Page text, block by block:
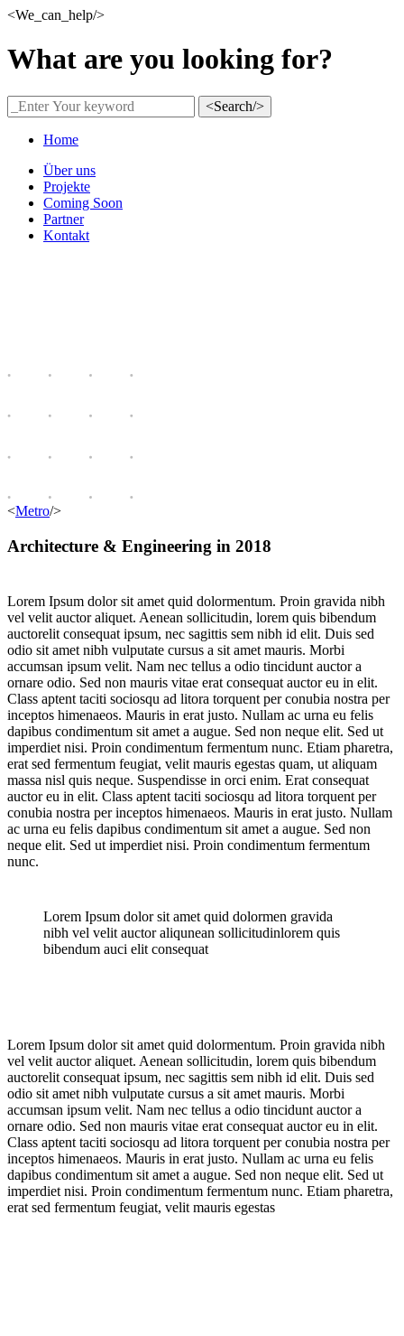
<We_can_help/>
What are you looking for?
<Search/>
Home
Über uns
Projekte
Coming Soon
Partner
Kontakt
<Metro/>
Architecture & Engineering in 2018
Lorem Ipsum dolor sit amet quid dolormentum. Proin gravida nibh
vel velit auctor aliquet. Aenean sollicitudin, lorem quis bibendum
auctorelit consequat ipsum, nec sagittis sem nibh id elit. Duis sed
odio sit amet nibh vulputate cursus a sit amet mauris. Morbi
accumsan ipsum velit. Nam nec tellus a odio tincidunt auctor a
ornare odio. Sed non mauris vitae erat consequat auctor eu in elit.
Class aptent taciti sociosqu ad litora torquent per conubia nostra per
inceptos himenaeos. Mauris in erat justo. Nullam ac urna eu felis
dapibus condimentum sit amet a augue. Sed non neque elit. Sed ut
imperdiet nisi. Proin condimentum fermentum nunc. Etiam pharetra,
erat sed fermentum feugiat, velit mauris egestas quam, ut aliquam
massa nisl quis neque. Suspendisse in orci enim. Erat consequat
auctor eu in elit. Class aptent taciti sociosqu ad litora torquent per
conubia nostra per inceptos himenaeos. Mauris in erat justo. Nullam
ac urna eu felis dapibus condimentum sit amet a augue. Sed non
neque elit. Sed ut imperdiet nisi. Proin condimentum fermentum
nunc.
Lorem Ipsum dolor sit amet quid dolormen gravida
nibh vel velit auctor aliqunean sollicitudinlorem quis
bibendum auci elit consequat
Lorem Ipsum dolor sit amet quid dolormentum. Proin gravida nibh
vel velit auctor aliquet. Aenean sollicitudin, lorem quis bibendum
auctorelit consequat ipsum, nec sagittis sem nibh id elit. Duis sed
odio sit amet nibh vulputate cursus a sit amet mauris. Morbi
accumsan ipsum velit. Nam nec tellus a odio tincidunt auctor a
ornare odio. Sed non mauris vitae erat consequat auctor eu in elit.
Class aptent taciti sociosqu ad litora torquent per conubia nostra per
inceptos himenaeos. Mauris in erat justo. Nullam ac urna eu felis
dapibus condimentum sit amet a augue. Sed non neque elit. Sed ut
imperdiet nisi. Proin condimentum fermentum nunc. Etiam pharetra,
erat sed fermentum feugiat, velit mauris egestas